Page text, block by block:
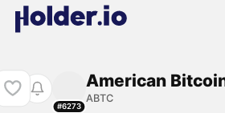
#6273
American
ABTC